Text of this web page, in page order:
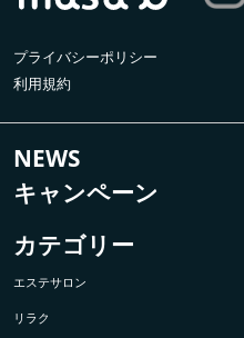
プライバシーポリシー
利用規約
NEWS
キャンペーン
カテゴリー
エステサロン
リラク